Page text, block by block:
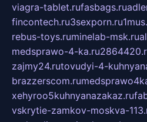
viagra-tablet.rufasbags.ru
fincontech.ru3sexporn.ru
rebus-toys.ruminelab-msk.ru
medsprawo-4-ka.ru
zajmy24.rutovudyi-4-
brazzerscom.ru
xehyroo5kuhnyanazakaz.ru
vskrytie-zamkov-moskva-